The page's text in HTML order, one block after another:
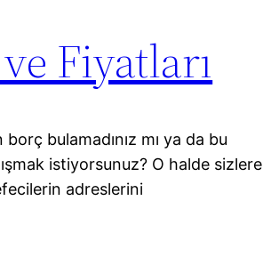
Fiyatları
bulamadınız mı ya da bu
istiyorsunuz? O halde sizlere
adreslerini